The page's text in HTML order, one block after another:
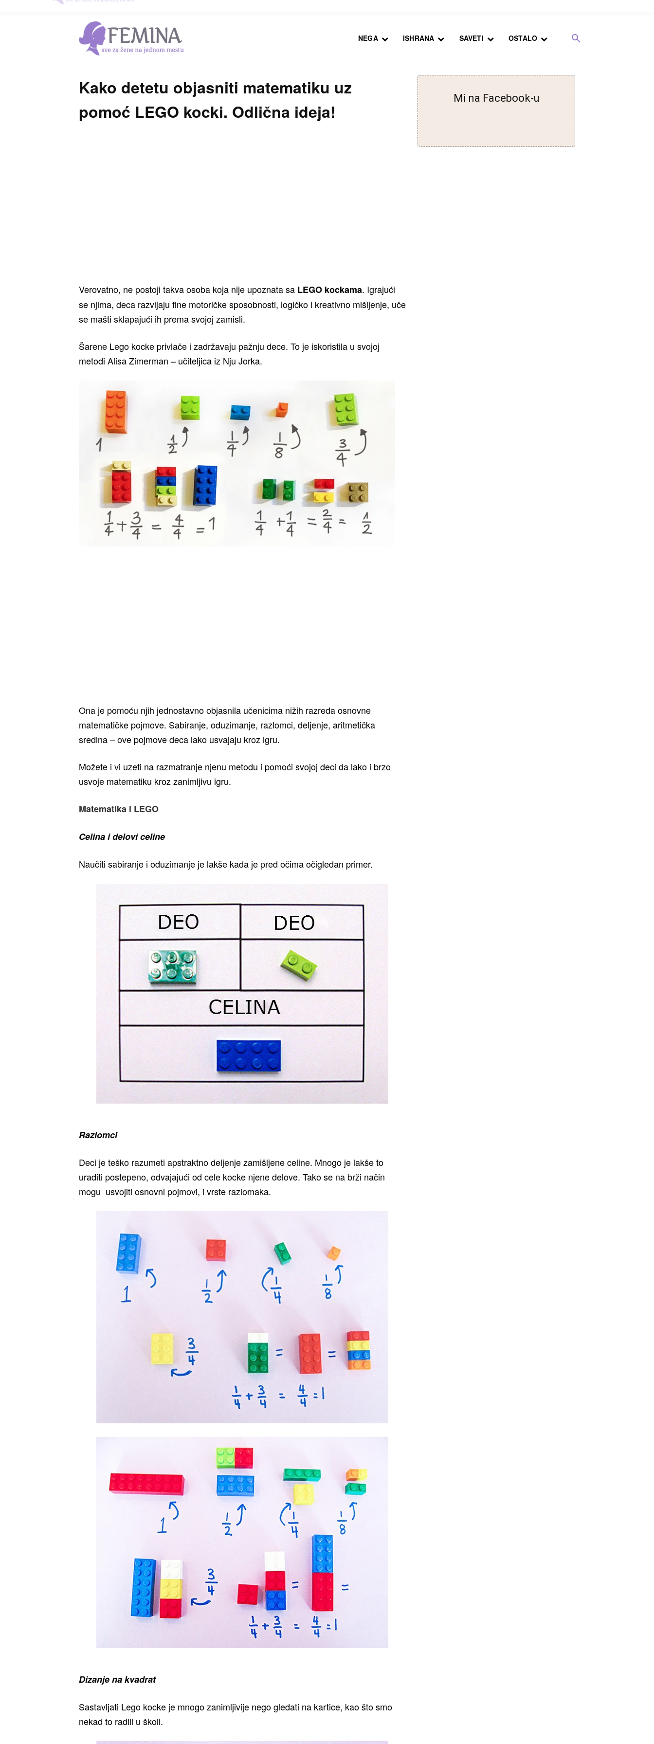
NEGA ISHRANA SAVETI OSTALO
Kako detetu objasniti matematiku uz
pomoć LEGO kocki. Odlična ideja!
Verovatno, ne postoji takva osoba koja nije upoznata sa LEGO kockama. Igrajući
se njima, deca razvijaju fine motoričke sposobnosti, logičko i kreativno mišljenje, uče
se mašti sklapajući ih prema svojoj zamisli.
Šarene Lego kocke privlače i zadržavaju pažnju dece. To je iskoristila u svojoj
metodi Alisa Zimerman – učiteljica iz Nju Jorka.
Ona je pomoću njih jednostavno objasnila učenicima nižih razreda osnovne
matematičke pojmove. Sabiranje, oduzimanje, razlomci, deljenje, aritmetička
sredina – ove pojmove deca lako usvajaju kroz igru.
Možete i vi uzeti na razmatranje njenu metodu i pomoći svojoj deci da lako i brzo
usvoje matematiku kroz zanimljivu igru.
Matematika i LEGO
Celina i delovi celine
Naučiti sabiranje i oduzimanje je lakše kada je pred očima očigledan primer.
Razlomci
Deci je teško razumeti apstraktno deljenje zamišljene celine. Mnogo je lakše to
uraditi postepeno, odvajajući od cele kocke njene delove. Tako se na brži način
mogu usvojiti osnovni pojmovi, i vrste razlomaka.
Dizanje na kvadrat
Sastavljati Lego kocke je mnogo zanimljivije nego gledati na kartice, kao što smo
nekad to radili u školi.
Mi na Facebook-u